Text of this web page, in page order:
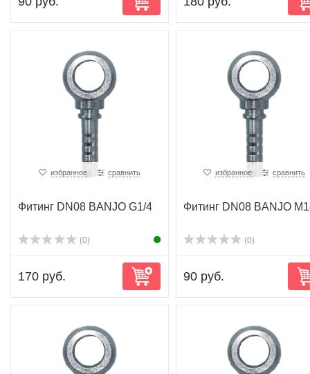
избранное сравнить
Фитинг DN08 BANJO G1/4
(0)
170 руб.
избранное сравнить
Фитинг DN08 BANJO
(0)
90 руб.